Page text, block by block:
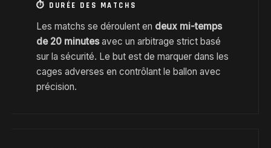
⏱️ DURÉE DES MATCHS
Les matchs se déroulent en deux mi-temps
de 20 minutesavec un arbitrage strict basé
sur la sécurité. Le but est de marquer dans les
cages adverses en contrôlant le ballon avec
précision.